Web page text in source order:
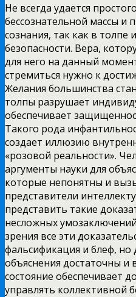
Не всегда удается
бессознательной массы и
сознания, так как в толпе
безопасности. Вера,
для него на данный
стремиться нужно к
Желания большинства
толпы разрушает
обеспечивает
Такого рода
создает иллюзию
«розовой реальности».
аргументы науки для
которые непонятны и
представители
представить такие
несложных
зрения все эти
фальсификация и блеф, но
объяснения достаточны
состояние обеспечивает
управлять коллективной